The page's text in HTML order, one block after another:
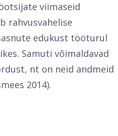
viimaseid
rahvusvahelise
edukust tööturul
Samuti võimaldavad
nt on neid andmeid
2014).